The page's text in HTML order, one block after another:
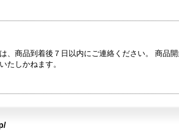
、商品到着後７日以内にご連絡ください。 商品
たしかねます。